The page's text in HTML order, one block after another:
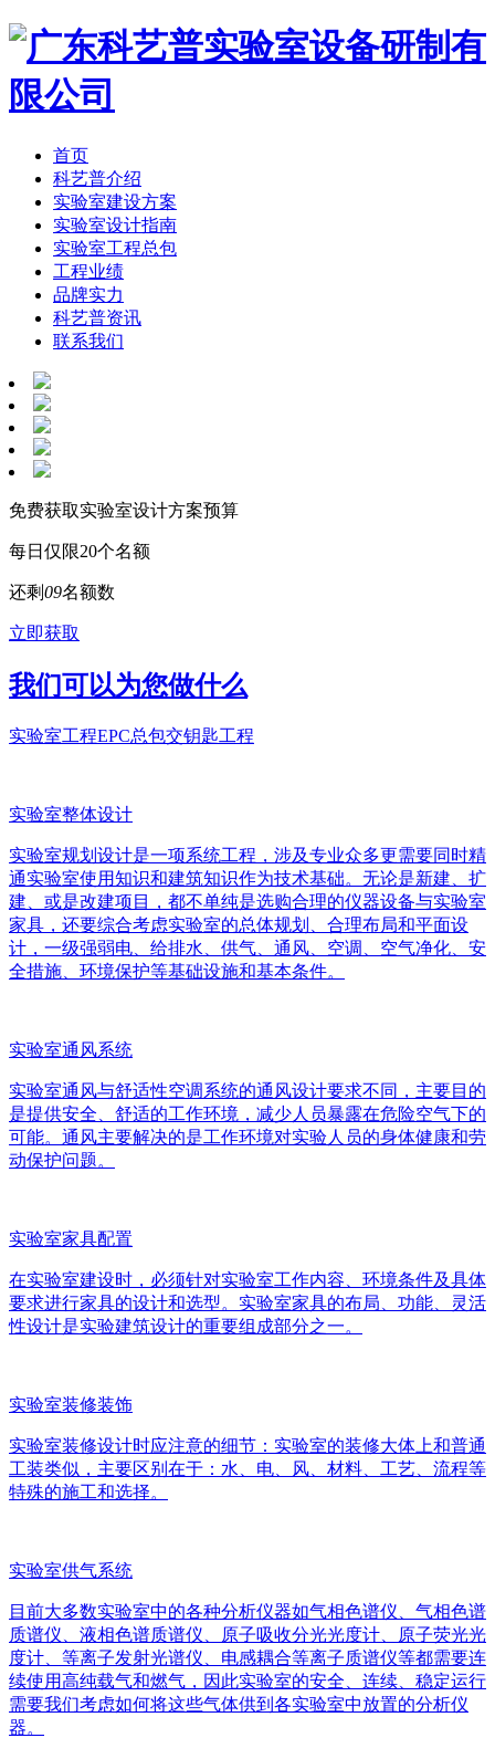
首页
科艺普介绍
实验室建设方案
实验室设计指南
实验室工程总包
工程业绩
品牌实力
科艺普资讯
联系我们
免费获取实验室设计方案预算
每日仅限20个名额
还剩09名额数
立即获取
我们可以为您做什么
实验室工程EPC总包交钥匙工程
实验室整体设计
实验室规划设计是一项系统工程，涉及专业众多更需要同时精
通实验室使用知识和建筑知识作为技术基础。无论是新建、扩
建、或是改建项目，都不单纯是选购合理的仪器设备与实验室
家具，还要综合考虑实验室的总体规划、合理布局和平面设
计，一级强弱电、给排水、供气、通风、空调、空气净化、安
全措施、环境保护等基础设施和基本条件。
实验室通风系统
实验室通风与舒适性空调系统的通风设计要求不同，主要目的
是提供安全、舒适的工作环境，减少人员暴露在危险空气下的
可能。通风主要解决的是工作环境对实验人员的身体健康和劳
动保护问题。
实验室家具配置
在实验室建设时，必须针对实验室工作内容、环境条件及具体
要求进行家具的设计和选型。实验室家具的布局、功能、灵活
性设计是实验建筑设计的重要组成部分之一。
实验室装修装饰
实验室装修设计时应注意的细节：实验室的装修大体上和普通
工装类似，主要区别在于：水、电、风、材料、工艺、流程等
特殊的施工和选择。
实验室供气系统
目前大多数实验室中的各种分析仪器如气相色谱仪、气相色谱
质谱仪、液相色谱质谱仪、原子吸收分光光度计、原子荧光光
度计、等离子发射光谱仪、电感耦合等离子质谱仪等都需要连
续使用高纯载气和燃气，因此实验室的安全、连续、稳定运行
需要我们考虑如何将这些气体供到各实验室中放置的分析仪
器。